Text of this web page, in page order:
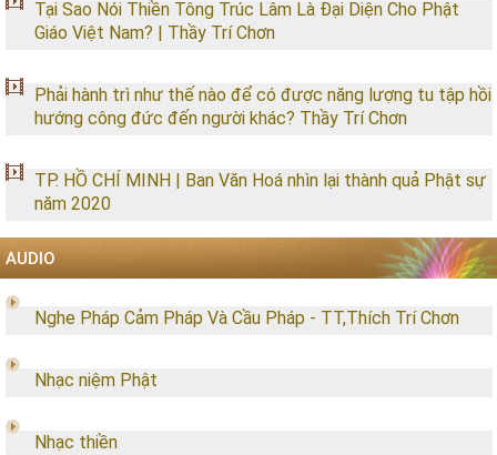
Tại Sao Nói Thiền Tông Trúc Lâm Là Đại Diện Cho Phật
Giáo Việt Nam? | Thầy Trí Chơn
Phải hành trì như thế nào để có được năng lượng tu tập hồi
hướng công đức đến người khác? Thầy Trí Chơn
TP. HỒ CHÍ MINH | Ban Văn Hoá nhìn lại thành quả Phật sự
năm 2020
AUDIO
Nghe Pháp Cảm Pháp Và Cầu Pháp - TT,Thích Trí Chơn
Nhạc niệm Phật
Nhạc thiền